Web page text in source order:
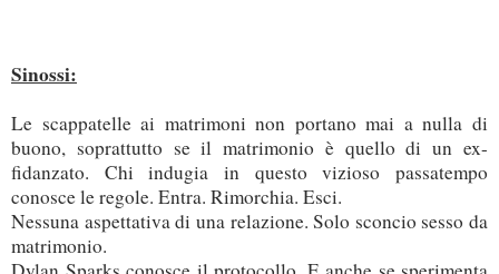
Sinossi:
Le scappatelle ai matrimoni non portano mai a nulla di
buono, soprattutto se il matrimonio è quello di un ex-
fidanzato. Chi indugia in questo vizioso passatempo
conosce le regole. Entra. Rimorchia. Esci.
Nessuna aspettativa di una relazione. Solo sconcio sesso da
matrimonio.